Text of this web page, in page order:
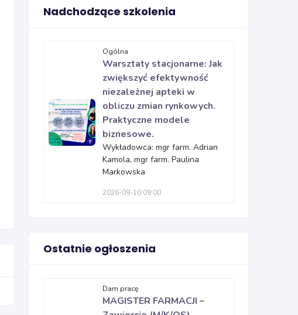
Nadchodzące szkolenia
Ogólna
Warsztaty stacjonarne: Jak
zwiększyć efektywność
niezależnej apteki w
obliczu zmian rynkowych.
Praktyczne modele
biznesowe.
Wykładowca: mgr farm. Adrian
Kamola, mgr farm. Paulina
Markowska
2026-09-10 09:00
Ostatnie ogłoszenia
Dam pracę
MAGISTER FARMACJI –